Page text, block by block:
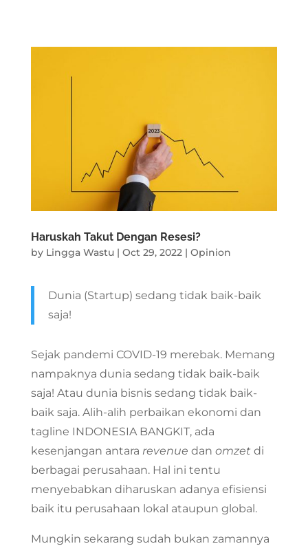
Haruskah Takut Dengan Resesi?
by Lingga Wastu| Oct 29, 2022| Opinion
Dunia (Startup) sedang tidak baik-baik
saja!
Sejak pandemi COVID-19 merebak. Memang
nampaknya dunia sedang tidak baik-baik
saja! Atau dunia bisnis sedang tidak baik-
baik saja. Alih-alih perbaikan ekonomi dan
tagline INDONESIA BANGKIT, ada
kesenjangan antara revenue dan omzet di
berbagai perusahaan. Hal ini tentu
menyebabkan diharuskan adanya efisiensi
baik itu perusahaan lokal ataupun global.
Mungkin sekarang sudah bukan zamannya